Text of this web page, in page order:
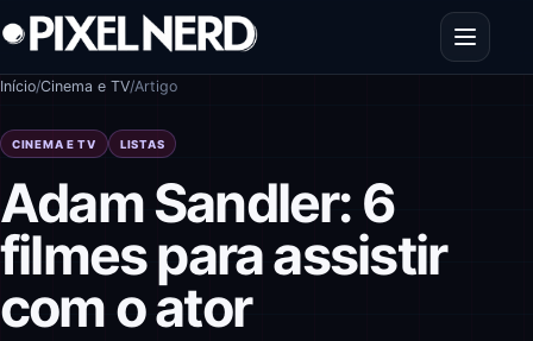
Pular para o conteúdo
Abrir
Início/Cinema e TV/Artigo
CINEMA E TV LISTAS
Adam Sandler: 6
filmes para assistir
com o ator